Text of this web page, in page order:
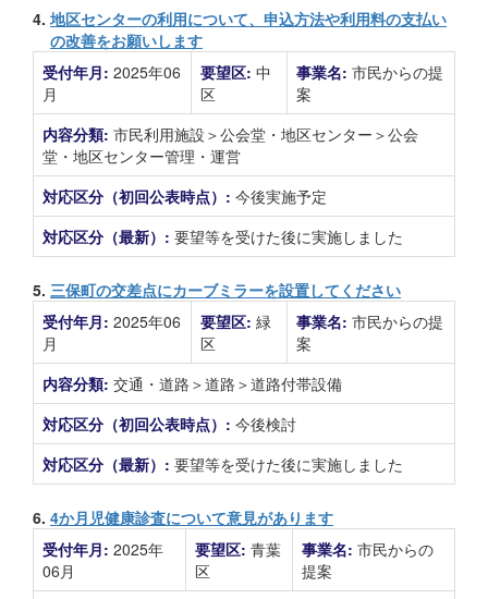
4. 地区センターの利用について、申込方法や利用料の支払い
の改善をお願いします
受付年月: 2025年06
月
要望区: 中
区
事業名: 市民からの提
案
内容分類: 市民利用施設＞公会堂・地区センター＞公会
堂・地区センター管理・運営
対応区分（初回公表時点）: 今後実施予定
対応区分（最新）: 要望等を受けた後に実施しました
5. 三保町の交差点にカーブミラーを設置してください
受付年月: 2025年06
月
要望区: 緑
区
事業名: 市民からの提
案
内容分類: 交通・道路＞道路＞道路付帯設備
対応区分（初回公表時点）: 今後検討
対応区分（最新）: 要望等を受けた後に実施しました
6. 4か月児健康診査について意見があります
受付年月: 2025年
06月
要望区: 青葉
区
事業名: 市民からの
提案